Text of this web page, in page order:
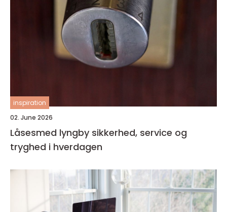
inspiration
02. June 2026
Låsesmed lyngby sikkerhed, service og
tryghed i hverdagen